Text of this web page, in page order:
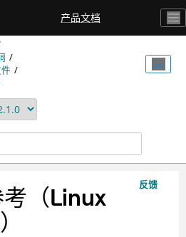
产品文档
反馈
（Linux